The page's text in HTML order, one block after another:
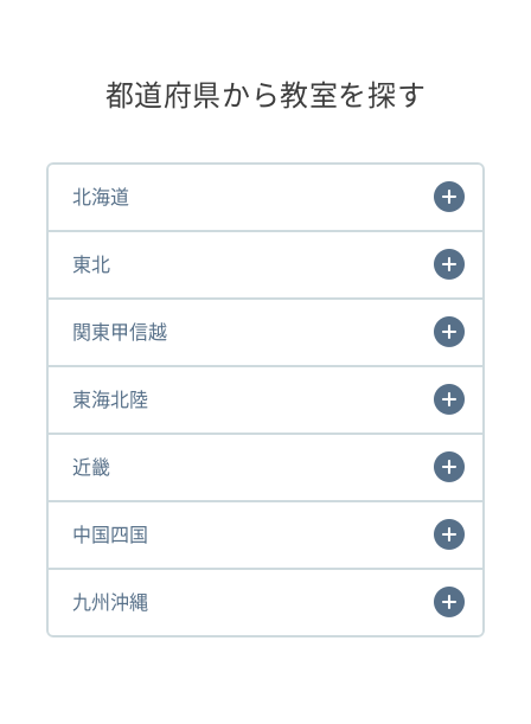
都道府県から教室を探す
北海道
東北
関東甲信越
東海北陸
近畿
中国四国
九州沖縄